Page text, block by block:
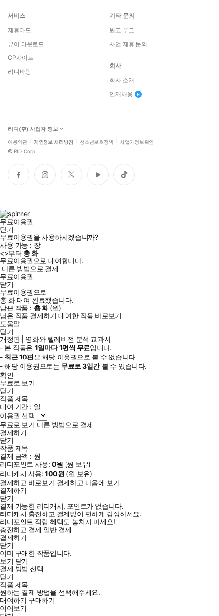
서비스
제휴카드
뷰어 다운로드
CP사이트
리디바탕
기타 문의
원고 투고
사업 제휴 문의
회사
회사 소개
인재채용
리디(주) 사업자 정보
이용약관 개인정보 처리방침 청소년보호정책 사업자정보확인
© RIDI Corp.
페
이
인
스
트
위
유
튜
틱
톡
무료이용권
닫기
무료이용권을 사용하시겠습니까?
사용 가능 : 장
<>부터 총화
무료이용권으로 대여합니다.
다른 방법으로 결제
무료이용권
닫기
무료이용권으로
총화대여 완료했습니다.
남은 작품 : 총화(원)
남은 작품 결제하기 대여한 작품 바로보기
도움말
닫기
개정판 | 영화와 텔레비전 분석 교과서
- 본 작품은 1일마다1편씩 무료입니다.
- 최근10편은 해당 이용권으로 볼 수 없습니다.
- 해당 이용권으로는 무료로3일간볼 수 있습니다.
확인
무료로 보기
닫기
작품 제목
대여 기간 : 일
이용권 선택
무료로 보기 다른 방법으로 결제
결제하기
닫기
작품 제목
결제 금액 : 원
리디포인트 사용: 0원 (원 보유)
리디캐시 사용:100원 (원 보유)
결제하고 바로보기 결제하고 다음에 보기
결제하기
닫기
결제 가능한 리디캐시, 포인트가 없습니다.
리디캐시 충전하고 결제없이 편하게 감상하세요.
리디포인트 적립 혜택도 놓치지 마세요!
충전하고 결제 일반 결제
결제하기
닫기
이미 구매한 작품입니다.
보기 닫기
결제 방법 선택
닫기
작품 제목
원하는 결제 방법을 선택해주세요.
대여하기 구매하기
이어보기